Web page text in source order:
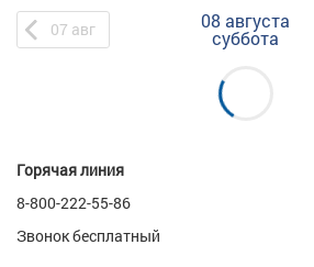
07 авг 08 августа
суббота
Горячая линия
8-800-222-55-86
Звонок бесплатный